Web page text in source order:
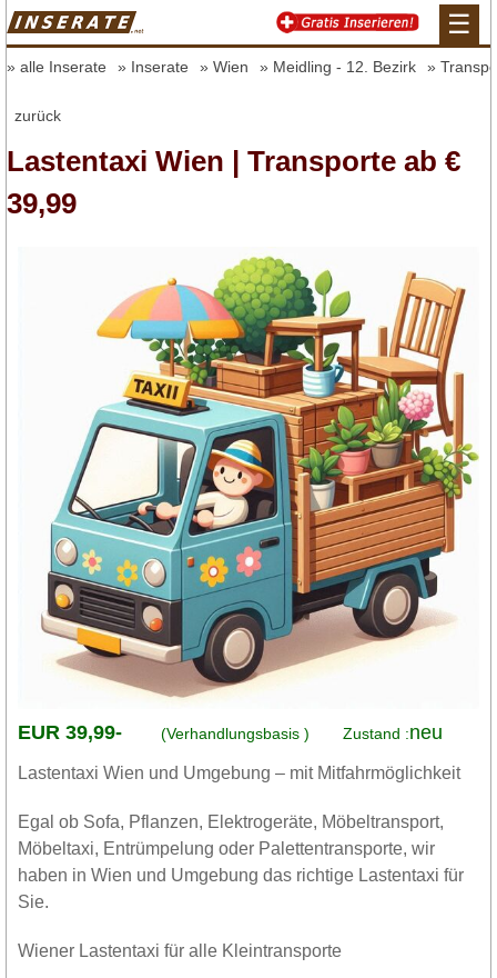
☰
alle Inserate Inserate Wien Meidling - 12. Bezirk
zurück
Lastentaxi Wien | Transporte ab €
39,99
EUR 39,99- (Verhandlungsbasis ) Zustand :neu
Lastentaxi Wien und Umgebung – mit Mitfahrmöglichkeit
Egal ob Sofa, Pflanzen, Elektrogeräte, Möbeltransport,
Möbeltaxi, Entrümpelung oder Palettentransporte, wir
haben in Wien und Umgebung das richtige Lastentaxi für
Sie.
Wiener Lastentaxi für alle Kleintransporte